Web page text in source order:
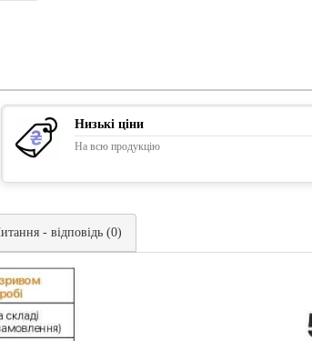
Низькі ціни
На всю продукцію
- відповідь (0)